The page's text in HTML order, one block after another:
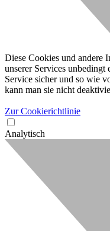
Diese Cookies und andere
unserer Services unbedingt
Service sicher und so wie
kann man sie nicht
Zur Cookierichtlinie
Analytisch